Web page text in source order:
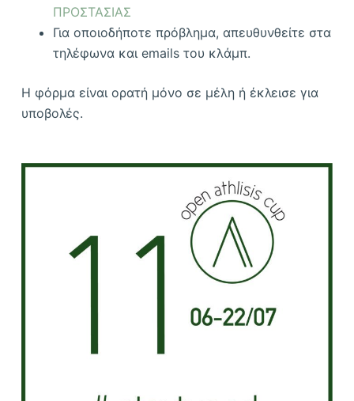
ΠΡΟΣΤΑΣΙΑΣ
Για οποιοδήποτε πρόβλημα, απευθυνθείτε στα
τηλέφωνα και emails του κλάμπ.
Η φόρμα είναι ορατή μόνο σε μέλη ή έκλεισε για
υποβολές.